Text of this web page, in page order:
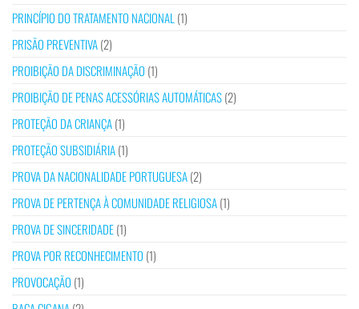
PRINCÍPIO DO TRATAMENTO NACIONAL (1)
PRISÃO PREVENTIVA(2)
PROIBIÇÃO DA DISCRIMINAÇÃO (1)
PROIBIÇÃO DE PENAS ACESSÓRIAS AUTOMÁTICAS(2)
PROTEÇÃO DA CRIANÇA(1)
PROTEÇÃO SUBSIDIÁRIA(1)
PROVA DA NACIONALIDADE PORTUGUESA(2)
PROVA DE PERTENÇA À COMUNIDADE RELIGIOSA(1)
PROVA DE SINCERIDADE(1)
PROVA POR RECONHECIMENTO (1)
PROVOCAÇÃO (1)